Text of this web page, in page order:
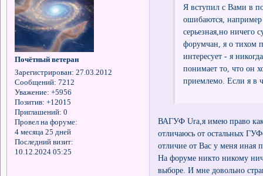
Почётный ветеран
Зарегистрирован: 27.03.2012
Сообщений: 7212
Уважение: +5956
Позитив: +12015
Приглашений: 0
Провел на форуме:
4 месяца 25 дней
Последний визит:
10.12.2024 05:25
Я вступил с Вами в
ошибаются, например
серьезная,но ничего
форумчан, я о тихом
интересует - я
понимает то, что он
приемлемо. Если я в
ВАГУФ Ura,я имею право
отличаюсь от остальных
отличие от Вас у меня иная
На форуме никто никому
выборе. И мне довольно